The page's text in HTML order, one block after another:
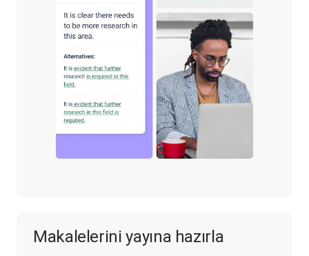
Makalelerini yayına hazırla